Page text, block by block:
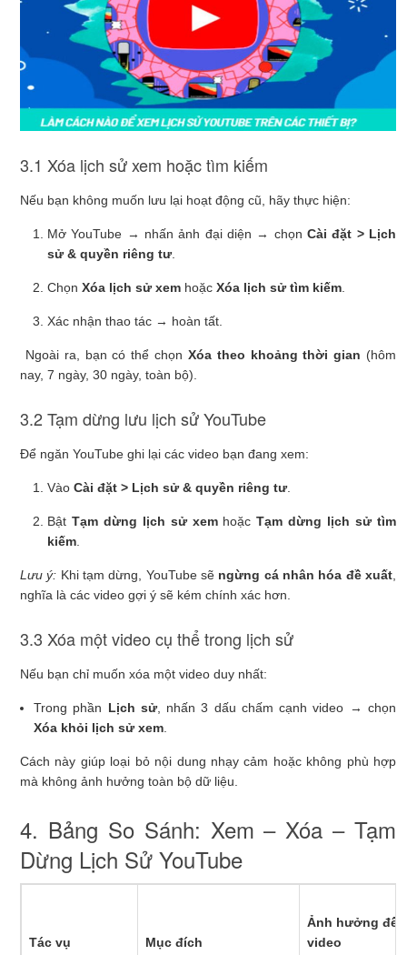
3.1 Xóa lịch sử xem hoặc tìm kiếm
Nếu bạn không muốn lưu lại hoạt động cũ, hãy thực hiện:
Mở YouTube → nhấn ảnh đại diện → chọn Cài đặt > Lịch
sử & quyền riêng tư.
Chọn Xóa lịch sử xem hoặc Xóa lịch sử tìm kiếm
Xác nhận thao tác → hoàn tất.
Ngoài ra, bạn có thể chọn Xóa theo khoảng thời gian (hôm
nay, 7 ngày, 30 ngày, toàn bộ).
3.2 Tạm dừng lưu lịch sử YouTube
Để ngăn YouTube ghi lại các video bạn đang xem:
Vào Cài đặt > Lịch sử & quyền riêng tư.
Bật Tạm dừng lịch sử xemhoặcTạm dừng lịch sử tìm
kiếm
Lưu ý: Khi tạm dừng, YouTube sẽ ngừng cá nhân hóa đề xuất
nghĩa là các video gợi ý sẽ kém chính xác hơn.
3.3 Xóa một video cụ thể trong lịch sử
Nếu bạn chỉ muốn xóa một video duy nhất:
Trong phần Lịch sử, nhấn 3 dấu chấm cạnh video → chọn
Xóa khỏi lịch sử xem
Cách này giúp loại bỏ nội dung nhạy cảm hoặc không phù hợp
mà không ảnh hưởng toàn bộ dữ liệu.
4. Bảng So Sánh: Xem – Xóa – Tạm
Dừng Lịch Sử YouTube
Tác vụ Mục đích
Ảnh hưởng
video